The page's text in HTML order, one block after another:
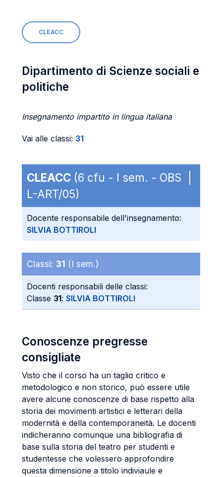
CLEACC
Dipartimento di Scienze sociali e
politiche
Insegnamento impartito in lingua italiana
Vai alle classi: 31
CLEACC (6 cfu - I sem. - OBS |
L-ART/05)
Docente responsabile dell'insegnamento:
SILVIA BOTTIROLI
Classi: 31 (I sem.)
Docenti responsabili delle classi:
Classe 31: SILVIA BOTTIROLI
Conoscenze pregresse
consigliate
Visto che il corso ha un taglio critico e
metodologico e non storico, può essere utile
avere alcune conoscenze di base rispetto alla
storia dei movimenti artistici e letterari della
modernità e della contemporaneità. Le docenti
indicheranno comunque una bibliografia di
base sulla storia del teatro per studenti e
studentesse che volessero approfondire
questa dimensione a titolo indiviaule e